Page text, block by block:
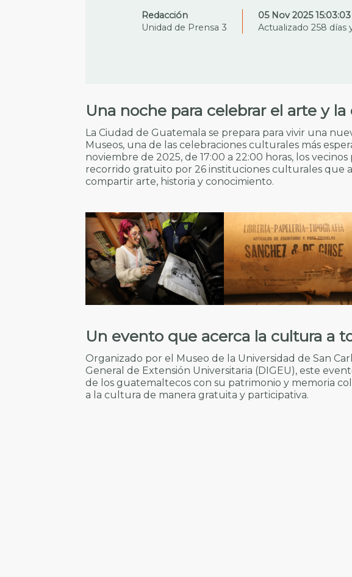
Redacción
Unidad de Prensa 3
05 Nov 2025 15:03:03
Actualizado 258 días
Una noche para celebrar el arte y la
La Ciudad de Guatemala se prepara para vivir una
Museos, una de las celebraciones culturales más
noviembre de 2025, de 17:00 a 22:00 horas, los
recorrido gratuito por 26 instituciones culturales que
compartir arte, historia y conocimiento.
Un evento que acerca la cultura a
Organizado por el Museo de la Universidad de San
General de Extensión Universitaria (DIGEU), este
de los guatemaltecos con su patrimonio y memoria
a la cultura de manera gratuita y participativa.